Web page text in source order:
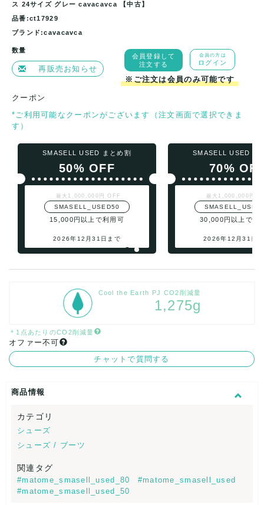
ス 24サイズ グレー cavacavca 【中古】
品番:ct17929
ブランド:cavacavca
数量
再販売お知らせ
会員登録して
注文する
会員の方は
ログイン
※ご注文は会員のみ可能です
クーポン
*ご利用可能なクーポンがございます（注文画面で選択できま
す）
SMASELL USED まとめ割
50% OFF
最大1,000,000円 OFF
SMASELL_USED50
15,000円以上で利用可
2026年12月31日まで
SMASELL USED ま
70%
最大1,000,000円
30,000円以上で利
2026年12月31日
Cool the Earth PJ CO2削減量
1,275g
＊1点あたりのCO2削減量
オファー不可
チャットで質問する
商品情報
カテゴリ
シューズ
シューズ / ブーツ
関連タグ
#matome_smasell_used_80
#matome_smasell_used
#matome_smasell_used_50